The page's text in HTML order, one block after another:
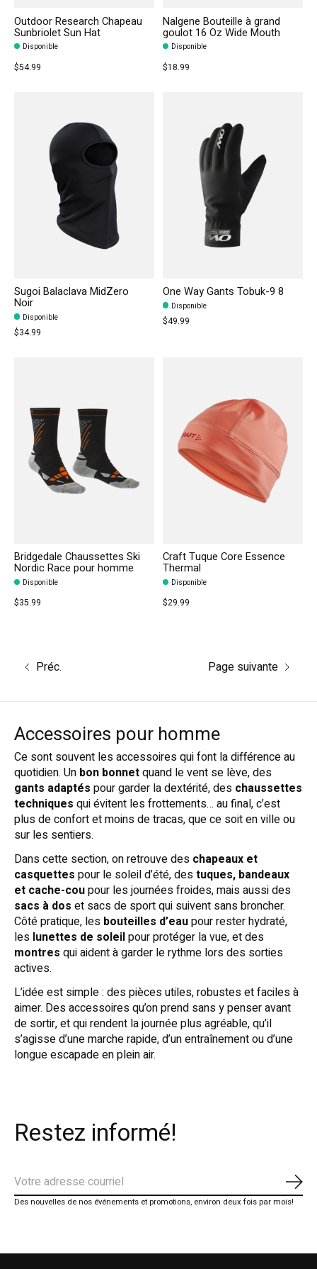
Outdoor Research Chapeau
Sunbriolet Sun Hat
Disponible
$54.99
Nalgene Bouteille à grand
goulot 16 Oz Wide Mouth
Disponible
$18.99
Sugoi Balaclava MidZero
Noir
Disponible
$34.99
One Way Gants Tobuk-9 8
Disponible
$49.99
Bridgedale Chaussettes Ski
Nordic Race pour homme
Disponible
$35.99
Craft Tuque Core Essence
Thermal
Disponible
$29.99
Préc. Page suivante
Accessoires pour homme
Ce sont souvent les accessoires qui font la différence au
quotidien. Un bon bonnetquand le vent se lève, des
gants adaptés pour garder la dextérité, des chaussettes
techniques qui évitent les frottements… au final, c’est
plus de confort et moins de tracas, que ce soit en ville ou
sur les sentiers.
Dans cette section, on retrouve des chapeaux et
casquettes pour le soleil d’été, destuques, bandeaux
et cache-coupour les journées froides, mais aussi des
sacs à dos et sacs de sport qui suivent sans broncher.
Côté pratique, les bouteilles d’eaupour rester hydraté,
les lunettes de soleilpour protéger la vue, et des
montres qui aident à garder le rythme lors des sorties
actives.
L’idée est simple : des pièces utiles, robustes et faciles à
aimer. Des accessoires qu’on prend sans y penser avant
de sortir, et qui rendent la journée plus agréable, qu’il
s’agisse d’une marche rapide, d’un entraînement ou d’une
longue escapade en plein air.
Restez informé!
Des nouvelles de nos événements et promotions, environ deux fois par mois!